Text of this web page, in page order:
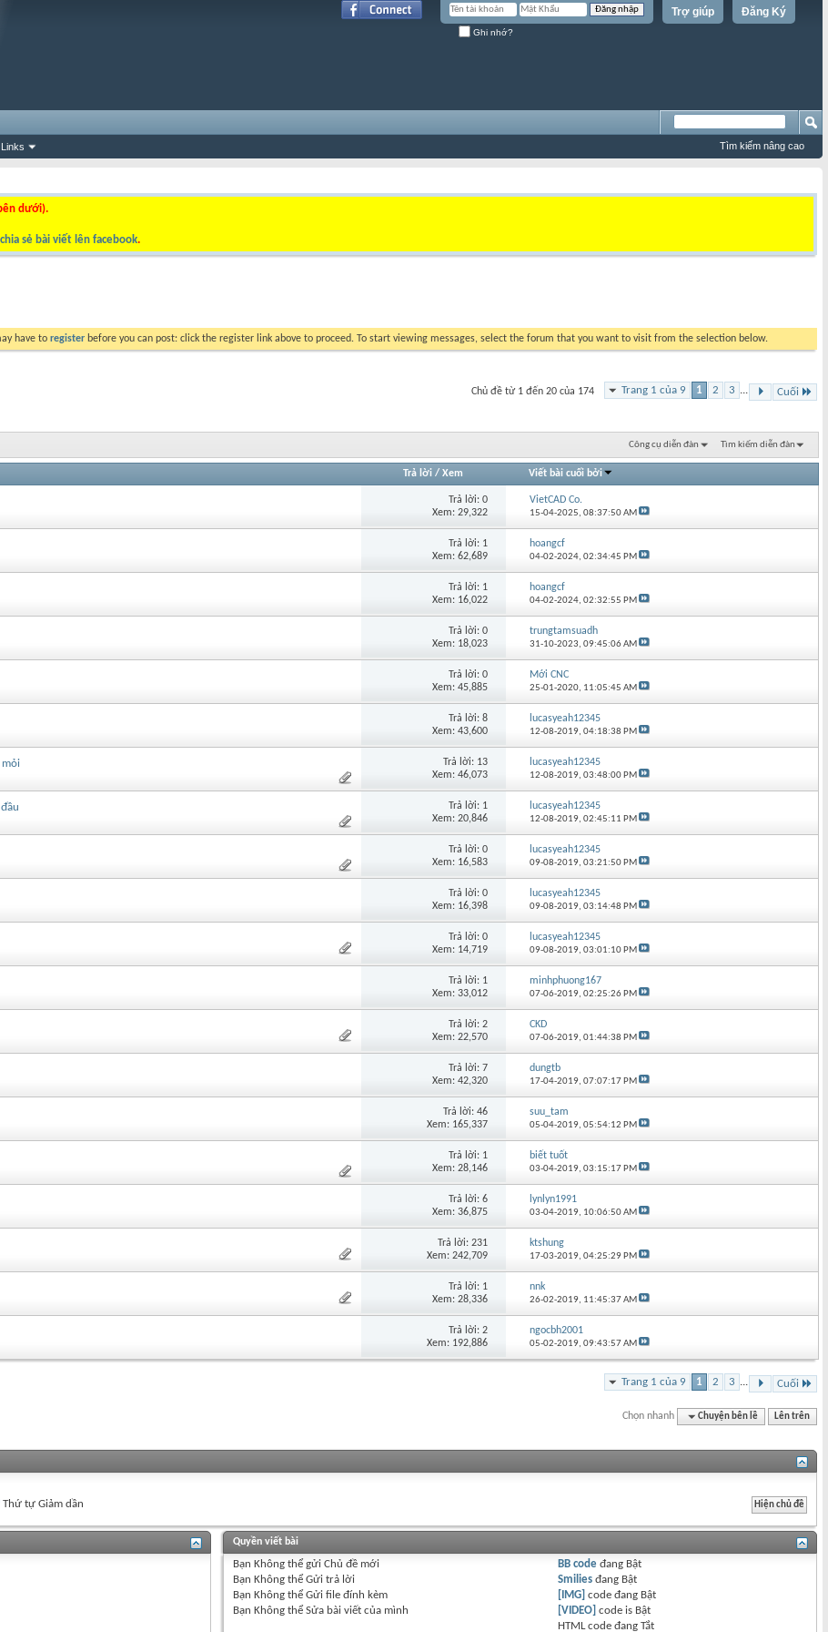
Đăng Ký
Trợ giúp
Ghi nhớ?
Tìm kiếm nâng cao
dưới).
sẻ bài viết lên facebook.
have to register before you can post: click the register link above to proceed. To start viewing messages, select the forum that you want to visit from the selection below.
Trang 1 của 9 1 2 3 ... Cuối
Chủ đề từ 1 đến 20 của 174
Công cụ diễn đàn Tìm kiếm diễn đàn
Trả lời/ Xem Viết bài cuối bởi
Trả lời: 0
Xem: 29,322
VietCAD Co.
15-04-2025,08:37:50 AM
Trả lời: 1
Xem: 62,689
hoangcf
04-02-2024,02:34:45 PM
Trả lời: 1
Xem: 16,022
hoangcf
04-02-2024,02:32:55 PM
Trả lời: 0
Xem: 18,023
trungtamsuadh
31-10-2023,09:45:06 AM
Trả lời: 0
Xem: 45,885
Mới CNC
25-01-2020, 11:05:45 AM
Trả lời: 8
Xem: 43,600
lucasyeah12345
12-08-2019,04:18:38 PM
mỏi
Trả lời: 13
Xem: 46,073
lucasyeah12345
12-08-2019,03:48:00 PM
Trả lời: 1
Xem: 20,846
lucasyeah12345
12-08-2019,02:45:11 PM
Trả lời: 0
Xem: 16,583
lucasyeah12345
09-08-2019,03:21:50 PM
Trả lời: 0
Xem: 16,398
lucasyeah12345
09-08-2019,03:14:48 PM
Trả lời: 0
Xem: 14,719
lucasyeah12345
09-08-2019,03:01:10 PM
Trả lời: 1
Xem: 33,012
minhphuong167
07-06-2019,02:25:26 PM
Trả lời: 2
Xem: 22,570
CKD
07-06-2019,01:44:38 PM
Trả lời: 7
Xem: 42,320
dungtb
17-04-2019,07:07:17 PM
Trả lời: 46
Xem: 165,337
suu_tam
05-04-2019,05:54:12 PM
Trả lời: 1
Xem: 28,146
biết tuốt
03-04-2019,03:15:17 PM
Trả lời: 6
Xem: 36,875
lynlyn1991
03-04-2019, 10:06:50 AM
Trả lời: 231
Xem: 242,709
ktshung
17-03-2019,04:25:29 PM
Trả lời: 1
Xem: 28,336
nnk
26-02-2019, 11:45:37 AM
Trả lời: 2
Xem: 192,886
ngocbh2001
05-02-2019,09:43:57 AM
Trang 1 của 9 1 2 3 ... Cuối
Chọn nhanh Chuyện bên lề Lên trên
Thứ tự Giảm dần
Quyền viết bài
Bạn Không thểgửi Chủ đề mới
Bạn Không thểGửi trả lời
Bạn Không thểGửi file đính kèm
Bạn Không thểSửa bài viết của mình
BB code đang Bật
Smilies đang Bật
[IMG] code đang Bật
[VIDEO] code is Bật
HTML code đangTắt